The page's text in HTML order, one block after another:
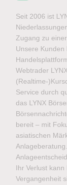
Seit 2006 ist
Zugang zu
Unsere
Webtrader
(Realtime-
Service durch
das LYNX
bereit – mit
asiatischen
Ihr Verlust
Vergangenheit